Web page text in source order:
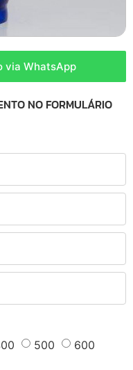
via WhatsApp
NO FORMULÁRIO
500
600